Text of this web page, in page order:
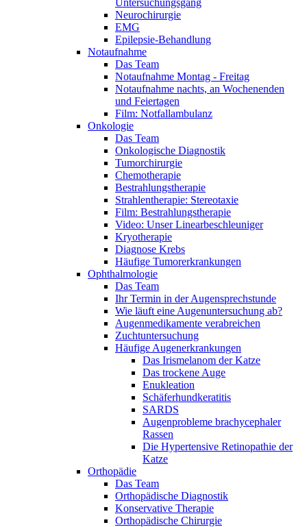
Untersuchungsgang
Neurochirurgie
EMG
Epilepsie-Behandlung
Notaufnahme
Das Team
Notaufnahme Montag - Freitag
Notaufnahme nachts, an Wochenenden
und Feiertagen
Film: Notfallambulanz
Onkologie
Das Team
Onkologische Diagnostik
Tumorchirurgie
Chemotherapie
Bestrahlungstherapie
Strahlentherapie: Stereotaxie
Film: Bestrahlungstherapie
Video: Unser Linearbeschleuniger
Kryotherapie
Diagnose Krebs
Häufige Tumorerkrankungen
Ophthalmologie
Das Team
Ihr Termin in der Augensprechstunde
Wie läuft eine Augenuntersuchung ab?
Augenmedikamente verabreichen
Zuchtuntersuchung
Häufige Augenerkrankungen
Das Irismelanom der Katze
Das trockene Auge
Enukleation
Schäferhundkeratitis
SARDS
Augenprobleme brachycephaler
Rassen
Die Hypertensive Retinopathie der
Katze
Orthopädie
Das Team
Orthopädische Diagnostik
Konservative Therapie
Orthopädische Chirurgie